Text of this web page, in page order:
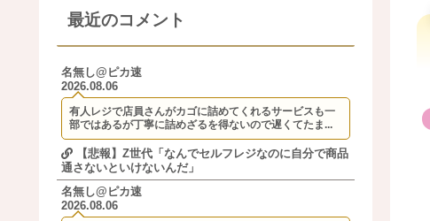
最近のコメント
名無し@ピカ速
2026.08.06
有人レジで店員さんがカゴに詰めてくれるサービスも一
部ではあるが丁寧に詰めざるを得ないので遅くてたま...
【悲報】Z世代「なんでセルフレジなのに自分で商品
通さないといけないんだ」
名無し@ピカ速
2026.08.06